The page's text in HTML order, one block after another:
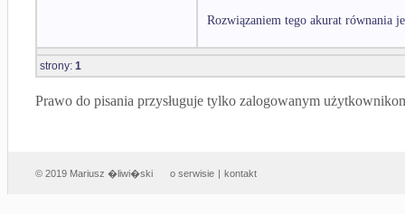
Rozwiązaniem tego akurat równania
strony: 1
Prawo do pisania przysługuje tylko zalogowanym
© 2019 Mariusz �liwi�ski o serwisie | kontakt